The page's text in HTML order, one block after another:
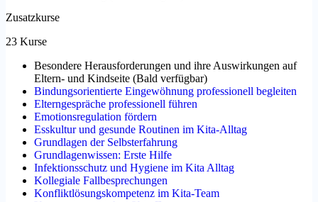
Zusatzkurse
23 Kurse
Besondere Herausforderungen und ihre Auswirkungen auf
Eltern- und Kindseite (Bald verfügbar)
Bindungsorientierte Eingewöhnung professionell begleiten
Elterngespräche professionell führen
Emotionsregulation fördern
Esskultur und gesunde Routinen im Kita-Alltag
Grundlagen der Selbsterfahrung
Grundlagenwissen: Erste Hilfe
Infektionsschutz und Hygiene im Kita Alltag
Kollegiale Fallbesprechungen
Konfliktlösungskompetenz im Kita-Team